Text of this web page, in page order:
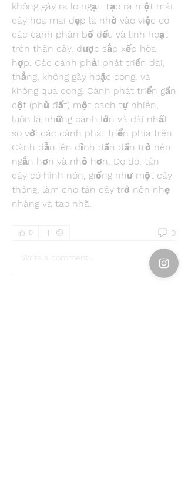
không gây ra lo ngại. Tạo ra một mái
cây hoa mai đẹp là nhờ vào việc có
các cành phân bố đều và linh hoạt
trên thân cây, được sắp xếp hòa
hợp. Các cành phải phát triển dài,
thẳng, không gãy hoặc cong, và
không quá cong. Cành phát triển gần
cột (phủ đất) một cách tự nhiên,
luôn là những cành lớn và dài nhất
so với các cành phát triển phía trên.
Cành dẫn lên đỉnh dần dần trở nên
ngắn hơn và nhỏ hơn. Do đó, tán
cây có hình nón, giống như một cây
thông, làm cho tán cây trở nên nhẹ
nhàng và tao nhã.
0 0
Write a comment...